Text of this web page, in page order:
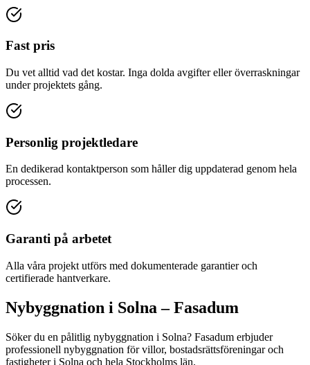
Fast pris
Du vet alltid vad det kostar. Inga dolda avgifter eller överraskningar
under projektets gång.
Personlig projektledare
En dedikerad kontaktperson som håller dig uppdaterad genom hela
processen.
Garanti på arbetet
Alla våra projekt utförs med dokumenterade garantier och
certifierade hantverkare.
Nybyggnation i Solna – Fasadum
Söker du en pålitlig nybyggnation i Solna? Fasadum erbjuder
professionell nybyggnation för villor, bostadsrättsföreningar och
fastigheteri Solna och hela Stockholms län.